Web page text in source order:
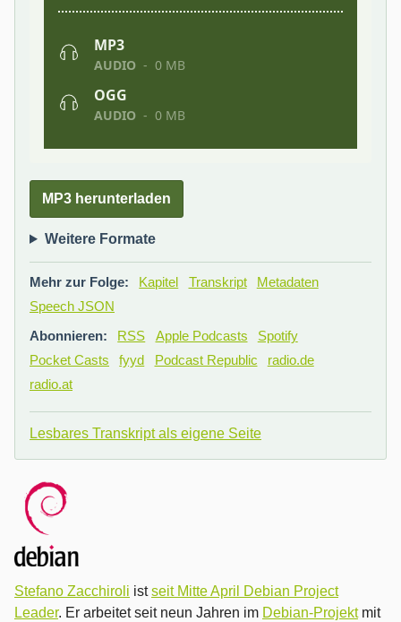
MP3 herunterladen
Weitere Formate
Mehr zur Folge: Kapitel Transkript
Metadaten
Speech JSON
Abonnieren:
RSS Apple Podcasts
Spotify
Pocket Casts
fyyd Podcast Republic
radio.de
radio.at
Lesbares Transkript als eigene Seite
Stefano Zacchiroli istseit Mitte April Debian Project
Leader. Er arbeitet seit neun Jahren im Debian-Projektmit